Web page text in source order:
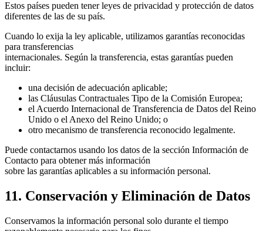
Estos países pueden tener leyes de privacidad y protección de datos
diferentes de las de su país.
Cuando lo exija la ley aplicable, utilizamos garantías reconocidas
para transferencias
internacionales. Según la transferencia, estas garantías pueden
incluir:
una decisión de adecuación aplicable;
las Cláusulas Contractuales Tipo de la Comisión Europea;
el Acuerdo Internacional de Transferencia de Datos del Reino
Unido o el Anexo del Reino Unido; o
otro mecanismo de transferencia reconocido legalmente.
Puede contactarnos usando los datos de la sección Información de
Contacto para obtener más información
sobre las garantías aplicables a su información personal.
11. Conservación y Eliminación de Datos
Conservamos la información personal solo durante el tiempo